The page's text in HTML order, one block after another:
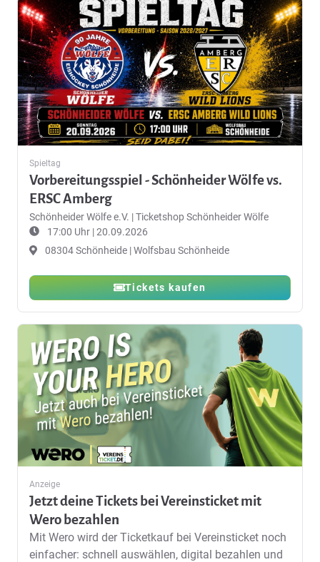
Spieltag
Vorbereitungsspiel - Schönheider Wölfe vs.
ERSC Amberg
Schönheider Wölfe e.V. |Ticketshop Schönheider Wölfe
17:00 Uhr | 20.09.2026
08304 Schönheide | Wolfsbau Schönheide
Tickets kaufen
Anzeige
Jetzt deine Tickets bei Vereinsticket mit
Wero bezahlen
Mit Wero wird der Ticketkauf bei Vereinsticket noch
einfacher: schnell auswählen, digital bezahlen und